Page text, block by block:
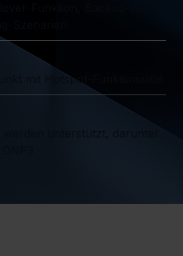
Funktion, Backup-WAN
Szenarien
mit Hotspot-Funktionalität